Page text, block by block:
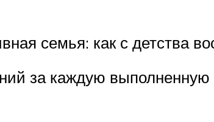
семья: как с детства
за каждую